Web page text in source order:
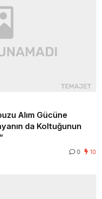
Alım Gücüne
da Koltuğunun
0 10